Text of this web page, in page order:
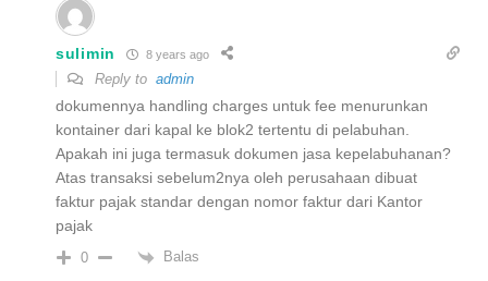
sulimin 8 years ago
Reply to admin
dokumennya handling charges untuk fee menurunkan
kontainer dari kapal ke blok2 tertentu di pelabuhan.
Apakah ini juga termasuk dokumen jasa kepelabuhanan?
Atas transaksi sebelum2nya oleh perusahaan dibuat
faktur pajak standar dengan nomor faktur dari Kantor
pajak
0 Balas